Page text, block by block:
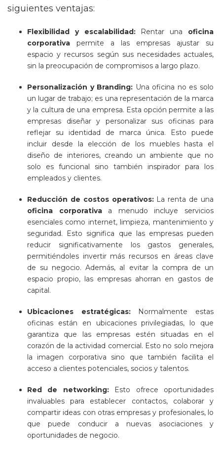
siguientes ventajas:
Flexibilidad y escalabilidad:Rentar una oficina
corporativa permite a las empresas ajustar su
espacio y recursos según sus necesidades actuales,
sin la preocupación de compromisos a largo plazo.
Personalización y Branding: Una oficina no es solo
un lugar de trabajo; es una representación de la marca
y la cultura de una empresa. Esta opción permite a las
empresas diseñar y personalizar sus oficinas para
reflejar su identidad de marca única. Esto puede
incluir desde la elección de los muebles hasta el
diseño de interiores, creando un ambiente que no
solo es funcional sino también inspirador para los
empleados y clientes.
Reducción de costos operativos:La renta de una
oficina corporativaa menudo incluye servicios
esenciales como internet, limpieza, mantenimiento y
seguridad. Esto significa que las empresas pueden
reducir significativamente los gastos generales,
permitiéndoles invertir más recursos en áreas clave
de su negocio. Además, al evitar la compra de un
espacio propio, las empresas ahorran en gastos de
capital.
Ubicaciones estratégicas:Normalmente estas
oficinas están en ubicaciones privilegiadas, lo que
garantiza que las empresas estén situadas en el
corazón de la actividad comercial. Esto no solo mejora
la imagen corporativa sino que también facilita el
acceso a clientes potenciales, socios y talentos.
Red de networking:Esto ofrece oportunidades
invaluables para establecer contactos, colaborar y
compartir ideas con otras empresas y profesionales, lo
que puede conducir a nuevas asociaciones y
oportunidades de negocio.